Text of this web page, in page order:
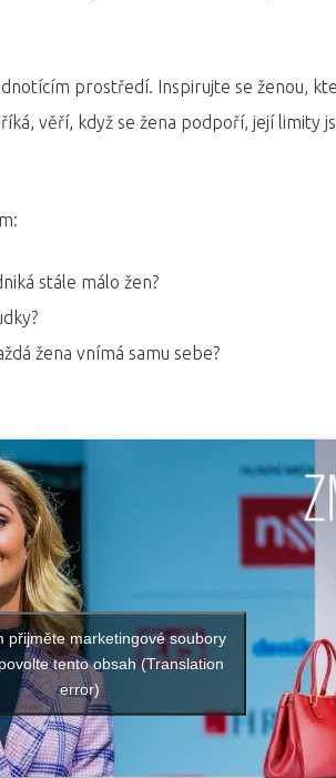
prostředí. Inspirujte se ženou,
věří, když se žena podpoří, její limity
stále málo žen?
žena vnímá samu sebe?
přijměte marketingové soubory
tento obsah (Translation
error)